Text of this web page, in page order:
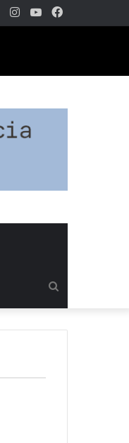
YouTube
Instagram
por